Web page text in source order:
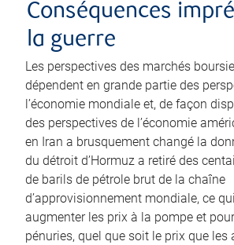
Conséquences
la guerre
Les perspectives des marchés
dépendent en grande partie des
l’économie mondiale et, de façon
des perspectives de l’économie
en Iran a brusquement changé la
du détroit d’Hormuz a retiré des
de barils de pétrole brut de la chaîne
d’approvisionnement mondiale, ce
augmenter les prix à la pompe et
pénuries, quel que soit le prix que les